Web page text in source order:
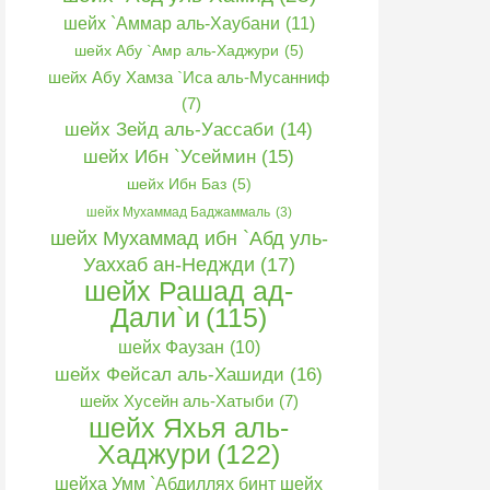
шейх `Аммар аль-Хаубани (11)
шейх Абу `Амр аль-Хаджури (5)
шейх Абу Хамза `Иса аль-Мусанниф
(7)
шейх Зейд аль-Уассаби (14)
шейх Ибн `Усеймин (15)
шейх Ибн Баз (5)
шейх Мухаммад Баджаммаль (3)
шейх Мухаммад ибн `Абд уль-
Уаххаб ан-Неджди (17)
шейх Рашад ад-
Дали`и (115)
шейх Фаузан (10)
шейх Фейсал аль-Хашиди (16)
шейх Хусейн аль-Хатыби (7)
шейх Яхья аль-
Хаджури (122)
шейха Умм `Абдиллях бинт шейх